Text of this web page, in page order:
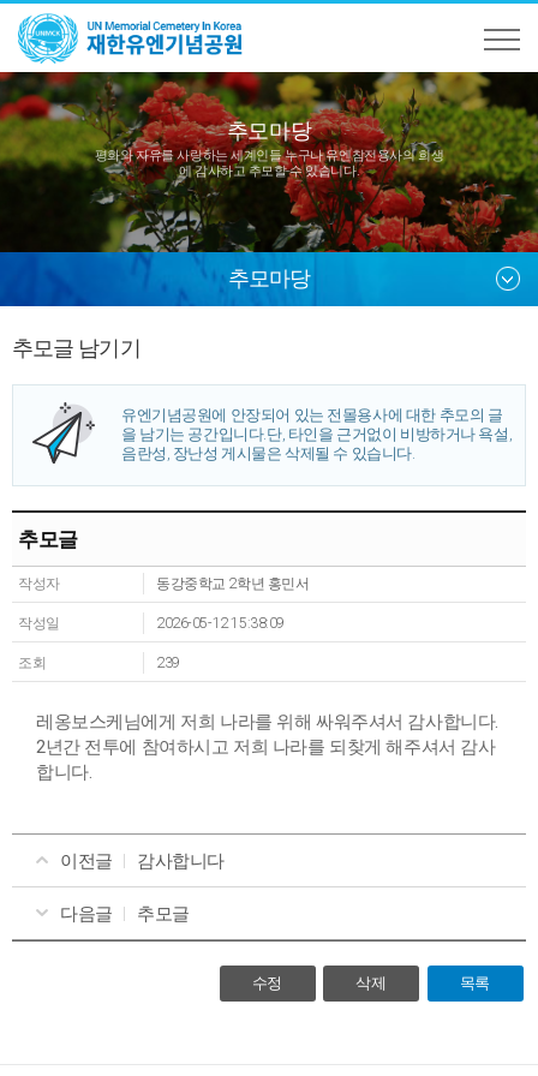
추모마당
평화와 자유를 사랑하는 세계인들 누구나유엔참전용사의 희생
에 감사하고 추모할 수 있습니다.
추모마당
추모글 남기기
유엔기념공원에 안장되어 있는 전몰용사에 대한 추모의 글
을 남기는 공간입니다.단, 타인을 근거없이 비방하거나 욕설,
음란성, 장난성 게시물은 삭제될 수 있습니다.
추모글
작성자 동강중학교 2학년 홍민서
작성일 2026-05-12 15:38:09
조회 239
레옹보스케님에게 저희 나라를 위해 싸워주셔서 감사합니다.
2년간 전투에 참여하시고 저희 나라를 되찾게 해주셔서 감사
합니다.
이전글 감사합니다
다음글 추모글
수정 삭제 목록